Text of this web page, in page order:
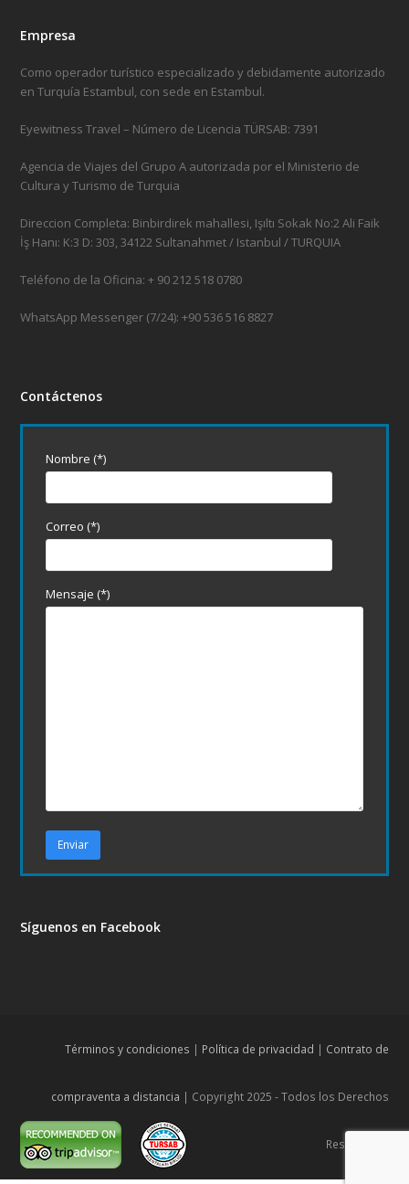
Empresa
Como operador turístico especializado y debidamente autorizado
en Turquía Estambul, con sede en Estambul.
Eyewitness Travel – Número de Licencia TÜRSAB: 7391
Agencia de Viajes del Grupo A autorizada por el Ministerio de
Cultura y Turismo de Turquia
Direccion Completa: Binbirdirek mahallesi, Işıltı Sokak No:2 Ali Faik
İş Hanı: K:3 D: 303, 34122 Sultanahmet / Istanbul / TURQUIA
Teléfono de la Oficina: + 90 212 518 0780
WhatsApp Messenger (7/24): +90 536 516 8827
Contáctenos
Nombre (*)
Correo (*)
Mensaje (*)
Síguenos en Facebook
Términos y condiciones | Política de privacidad | Contrato de
compraventa a distancia | Copyright 2025 - Todos los Derechos
Reservados